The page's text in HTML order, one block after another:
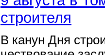
строителя
В канун Дня